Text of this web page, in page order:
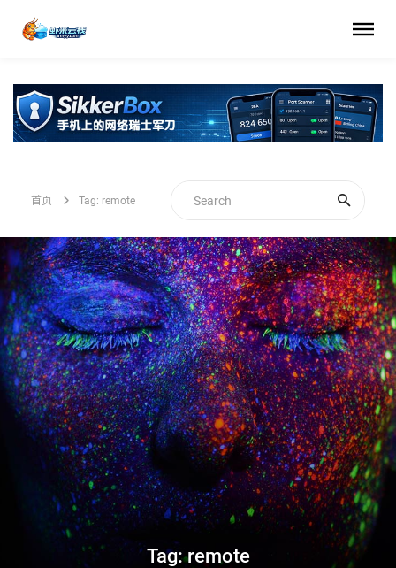
首页 Tag: remote
Tag: remote